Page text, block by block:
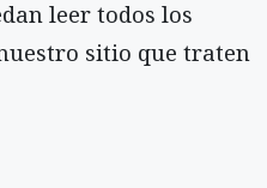
leer todos los
sitio que traten